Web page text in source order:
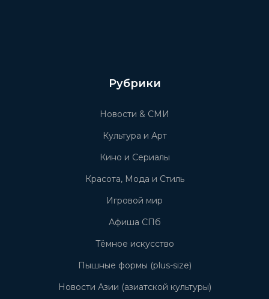
Рубрики
Новости & СМИ
Культура и Арт
Кино и Сериалы
Красота, Мода и Стиль
Игровой мир
Афиша СПб
Тёмное искусство
Пышные формы (plus-size)
Новости Азии (азиатской культуры)